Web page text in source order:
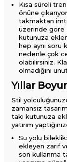
Kısa süreli
önüne
takmaktan
üzerinde göre
kutunuza
hep aynı soru
nedenle çok
olabilirsiniz.
olmadığını
Yıllar
Stil
zamansız
takı kutunuza
yatırım
Su yolu
ekleyen zarif
son kullanma